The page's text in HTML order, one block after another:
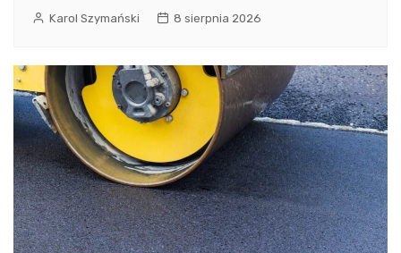
Karol Szymański 8 sierpnia 2026